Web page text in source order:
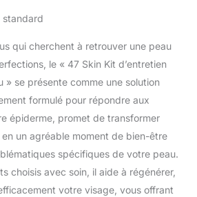
qui cherchent à retrouver une peau
le « 47 Skin Kit d’entretien
» se présente comme une solution
formulé pour répondre aux
épiderme, promet de transformer
un agréable moment de bien-être
spécifiques de votre peau.
choisis avec soin, il aide à régénérer,
votre visage, vous offrant